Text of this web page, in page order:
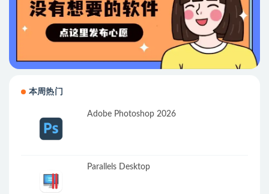
本周热门
Adobe Photoshop 2026
Parallels Desktop